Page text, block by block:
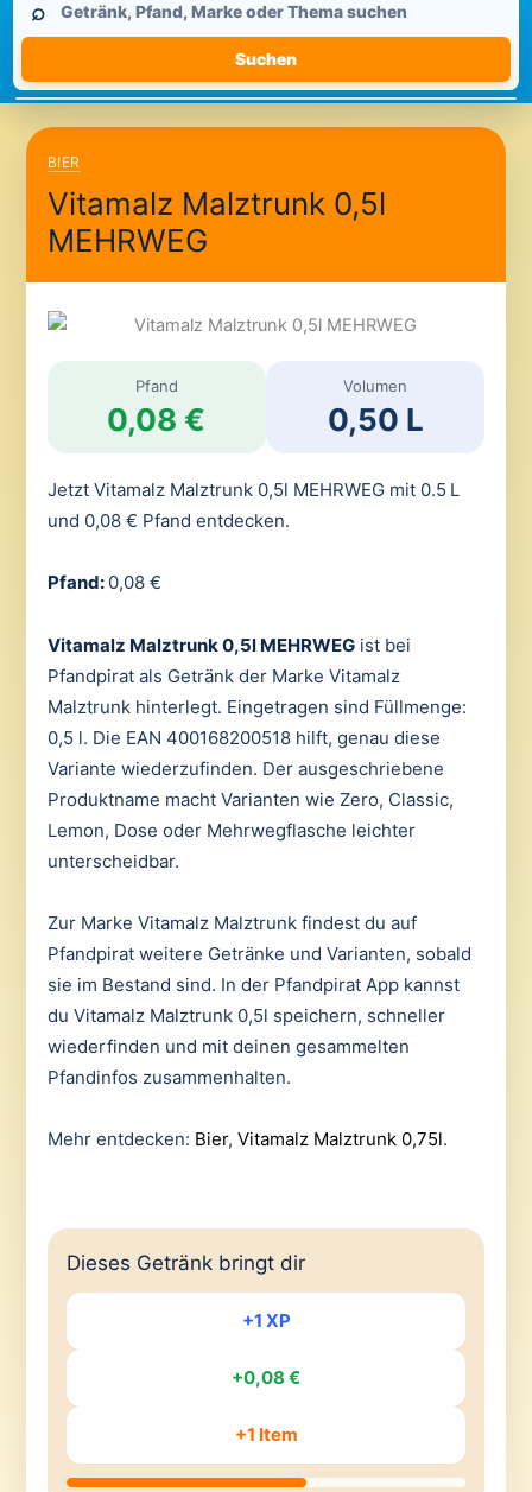
durchsuchen
⌕
Suchen
BIER
Vitamalz Malztrunk 0,5l
MEHRWEG
Pfand
0,08 €
Volumen
0,50 L
Jetzt Vitamalz Malztrunk 0,5l MEHRWEG mit 0.5 L
und 0,08 € Pfand entdecken.
Pfand: 0,08 €
Vitamalz Malztrunk 0,5l MEHRWEGist bei
Pfandpirat als Getränk der Marke Vitamalz
Malztrunk hinterlegt. Eingetragen sind Füllmenge:
0,5 l. Die EAN 400168200518 hilft, genau diese
Variante wiederzufinden. Der ausgeschriebene
Produktname macht Varianten wie Zero, Classic,
Lemon, Dose oder Mehrwegflasche leichter
unterscheidbar.
Zur Marke Vitamalz Malztrunk findest du auf
Pfandpirat weitere Getränke und Varianten, sobald
sie im Bestand sind. In der Pfandpirat App kannst
du Vitamalz Malztrunk 0,5l speichern, schneller
wiederfinden und mit deinen gesammelten
Pfandinfos zusammenhalten.
Mehr entdecken: Bier, Vitamalz Malztrunk 0,75l.
Dieses Getränk bringt dir
+1 XP
+0,08 €
+1 Item